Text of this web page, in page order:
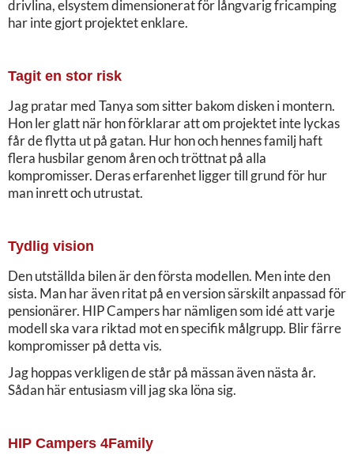
drivlina, elsystem dimensionerat för långvarig fricamping
har inte gjort projektet enklare.
Tagit en stor risk
Jag pratar med Tanya som sitter bakom disken i montern.
Hon ler glatt när hon förklarar att om projektet inte lyckas
får de flytta ut på gatan. Hur hon och hennes familj haft
flera husbilar genom åren och tröttnat på alla
kompromisser. Deras erfarenhet ligger till grund för hur
man inrett och utrustat.
Tydlig vision
Den utställda bilen är den första modellen. Men inte den
sista. Man har även ritat på en version särskilt anpassad för
pensionärer. HIP Campers har nämligen som idé att varje
modell ska vara riktad mot en specifik målgrupp. Blir färre
kompromisser på detta vis.
Jag hoppas verkligen de står på mässan även nästa år.
Sådan här entusiasm vill jag ska löna sig.
HIP Campers 4Family